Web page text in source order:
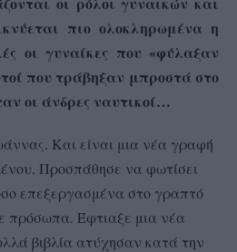
πιο ολοκληρωμένα η
οι γυναίκες που «φύλαξαν
που τράβηξαν μπροστά στο
οι άνδρες ναυτικοί…
Και είναι μια νέα γραφή
Προσπάθησε να φωτίσει
επεξεργασμένα στο γραπτό
πρόσωπα. Έφτιαξε μια νέα
βιβλία ατύχησαν κατά την